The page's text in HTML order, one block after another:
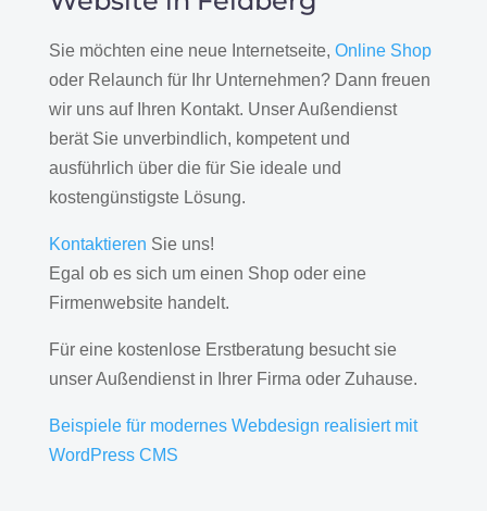
Sie möchten eine neue Internetseite, Online Shop
oder Relaunch für Ihr Unternehmen? Dann freuen
wir uns auf Ihren Kontakt. Unser Außendienst
berät Sie unverbindlich, kompetent und
ausführlich über die für Sie ideale und
kostengünstigste Lösung.
Kontaktieren Sie uns!
Egal ob es sich um einen Shop oder eine
Firmenwebsite handelt.
Für eine kostenlose Erstberatung besucht sie
unser Außendienst in Ihrer Firma oder Zuhause.
Beispiele für modernes Webdesign realisiert mit
WordPress CMS